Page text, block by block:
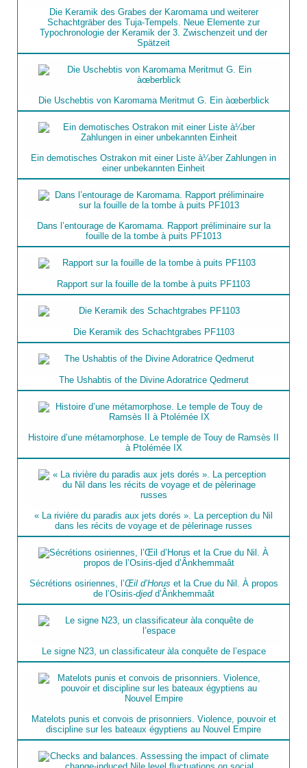
Die Keramik des Grabes der Karomama und weiterer
Schachtgräber des Tuja-Tempels. Neue Elemente zur
Typochronologie der Keramik der 3. Zwischenzeit und der
Spätzeit
Die Uschebtis von Karomama Meritmut G. Ein àœberblick
Ein demotisches Ostrakon mit einer Liste à¼ber Zahlungen in
einer unbekannten Einheit
Dans l’entourage de Karomama. Rapport préliminaire sur la
fouille de la tombe à puits PF1013
Rapport sur la fouille de la tombe à puits PF1103
Die Keramik des Schachtgrabes PF1103
The Ushabtis of the Divine Adoratrice Qedmerut
Histoire d’une métamorphose. Le temple de Touy de Ramsès II
à Ptolémée IX
« La rivière du paradis aux jets dorés ». La perception du Nil
dans les récits de voyage et de pèlerinage russes
Sécrétions osiriennes, l’Œil d’Horus et la Crue du Nil. À propos
de l’Osiris-djedd’Ânkhemmaât
Le signe N23, un classificateur àla conquête de l’espace
Matelots punis et convois de prisonniers. Violence, pouvoir et
discipline sur les bateaux égyptiens au Nouvel Empire